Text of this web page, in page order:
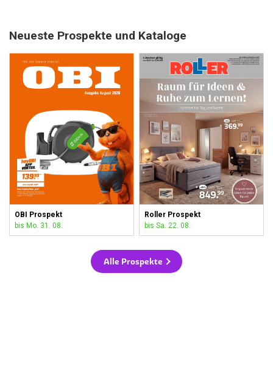
Neueste Prospekte und Kataloge
OBI Prospekt
bis Mo. 31. 08.
Roller Prospekt
bis Sa. 22. 08.
Alle Prospekte